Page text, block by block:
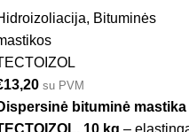
, Bituminės
13,20 su PVM
bituminė mastika
10 kg –